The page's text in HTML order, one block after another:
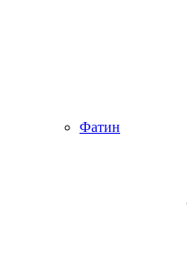
Фатин